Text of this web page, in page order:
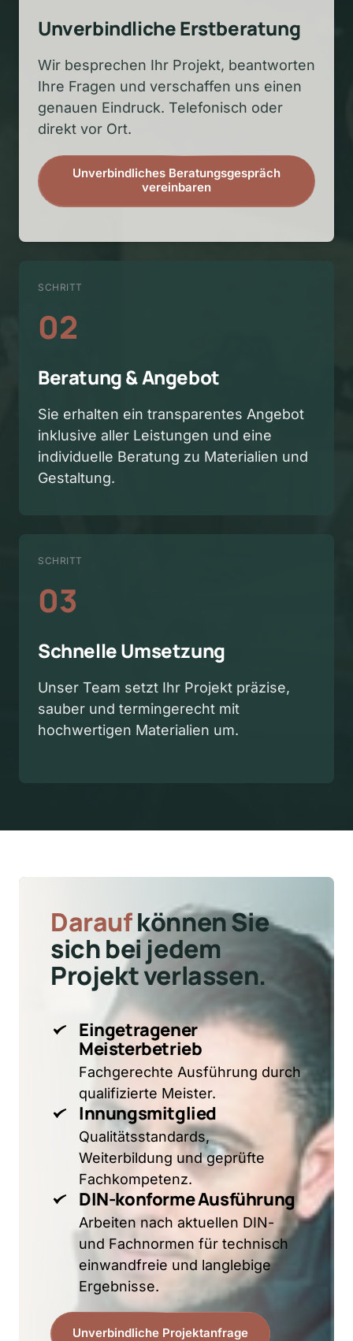
Unverbindliche Erstberatung
Wir besprechen Ihr Projekt, beantworten
Ihre Fragen und verschaffen uns einen
genauen Eindruck. Telefonisch oder
direkt vor Ort.
Unverbindliches Beratungsgespräch
vereinbaren
SCHRITT
02
Beratung & Angebot
Sie erhalten ein transparentes Angebot
inklusive aller Leistungen und eine
individuelle Beratung zu Materialien und
Gestaltung.
SCHRITT
03
Schnelle Umsetzung
Unser Team setzt Ihr Projekt präzise,
sauber und termingerecht mit
hochwertigen Materialien um.
Daraufkönnen Sie
sich bei
Projekt verlassen.
Eingetragener
Meisterbetrieb
Fachgerechte Ausführung durch
qualifizierte Meister.
Innungsmitglied
Qualitätsstandards,
Weiterbildung und geprüfte
Fachkompetenz.
DIN-konforme Ausführung
Arbeiten nach aktuellen DIN-
und Fachnormen für technisch
einwandfreie und langlebige
Ergebnisse.
Unverbindliche Projektanfrage